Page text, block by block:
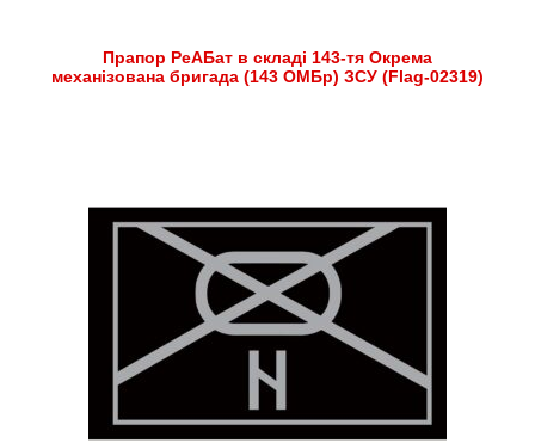
Прапор РеАБат в складі 143-тя Окрема
механізована бригада (143 ОМБр) ЗСУ (Flag-02319)